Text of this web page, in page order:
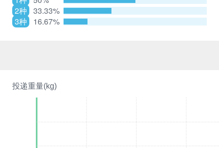
投递重量(kg)
2种
33.33%
3种
16.67%